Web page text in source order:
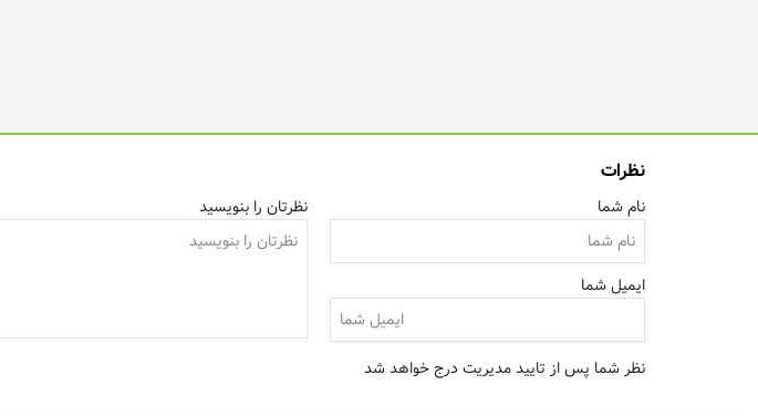
نظرات
نام شما
ایمیل شما
نظرتان را بنویسید
نظر شما پس از تایید مدیریت درج خواهد شد